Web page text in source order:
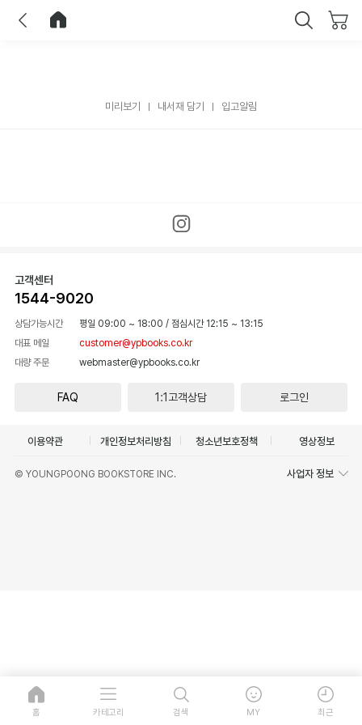
미리보기 내서재 담기 입고알림
고객센터
1544-9020
상담가능시간 평일 09:00 ~ 18:00 / 점심시간 12:15 ~ 13:15
대표 메일
customer@ypbooks.co.kr
대량 주문
webmaster@ypbooks.co.kr
FAQ 1:1고객상담 로그인
이용약관 개인정보처리방침 청소년보호정책 영상정보
© YOUNGPOONG BOOKSTORE INC. 사업자 정보
홈 카테고리 검색 MY 최근